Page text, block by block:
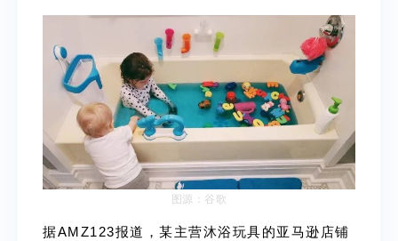
图源：谷歌
据AMZ123报道，某主营沐浴玩具的亚马逊店铺